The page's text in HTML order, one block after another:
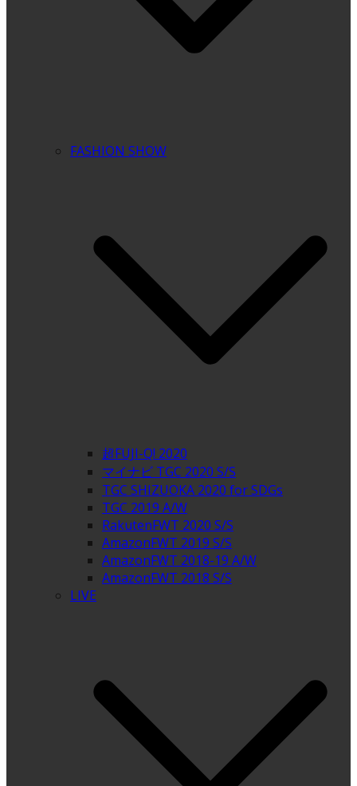
FASHION SHOW
超FUJI-Q! 2020
マイナビ TGC 2020 S/S
TGC SHIZUOKA 2020 for SDGs
TGC 2019 A/W
RakutenFWT 2020 S/S
AmazonFWT 2019 S/S
AmazonFWT 2018-19 A/W
AmazonFWT 2018 S/S
LIVE